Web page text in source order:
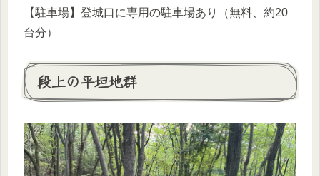
【駐車場】登城口に専用の駐車場あり（無料、約20
台分）
段上の平坦地群